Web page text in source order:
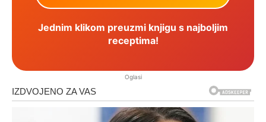
Jednim klikom preuzmi knjigu s najboljim
receptima!
Oglasi